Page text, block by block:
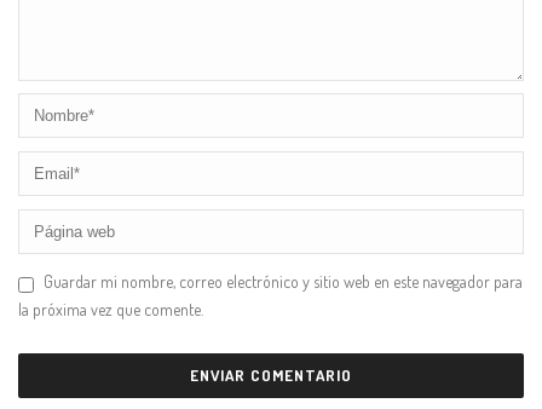
Guardar mi nombre, correo electrónico y sitio web en este navegador para
la próxima vez que comente.